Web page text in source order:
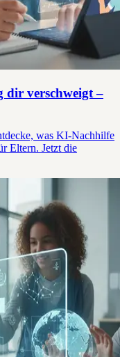
dir verschweigt –
was KI-Nachhilfe
Eltern. Jetzt die